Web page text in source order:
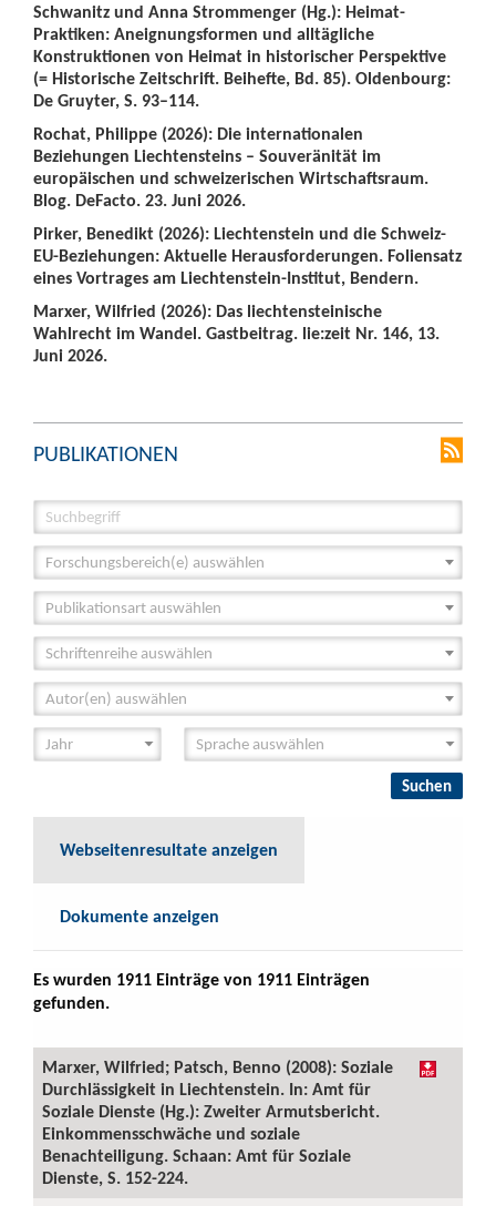
Schwanitz und Anna Strommenger (Hg.): Heimat-
Praktiken: Aneignungsformen und alltägliche
Konstruktionen von Heimat in historischer Perspektive
(= Historische Zeitschrift. Beihefte, Bd. 85). Oldenbourg:
De Gruyter, S. 93–114.
Rochat, Philippe (2026): Die internationalen
Beziehungen Liechtensteins – Souveränität im
europäischen und schweizerischen Wirtschaftsraum.
Blog. DeFacto. 23. Juni 2026.
Pirker, Benedikt (2026): Liechtenstein und die Schweiz-
EU-Beziehungen: Aktuelle Herausforderungen. Foliensatz
eines Vortrages am Liechtenstein-Institut, Bendern.
Marxer, Wilfried (2026): Das liechtensteinische
Wahlrecht im Wandel. Gastbeitrag. lie:zeit Nr. 146, 13.
Juni 2026.
PUBLIKATIONEN
Forschungsbereich(e) auswählen
Publikationsart auswählen
Schriftenreihe auswählen
Autor(en) auswählen
Webseitenresultate anzeigen
Dokumente anzeigen
Es wurden 1911 Einträge von 1911 Einträgen
gefunden.
Marxer, Wilfried; Patsch, Benno (2008): Soziale
Durchlässigkeit in Liechtenstein. In: Amt für
Soziale Dienste (Hg.): Zweiter Armutsbericht.
Einkommensschwäche und soziale
Benachteiligung. Schaan: Amt für Soziale
Dienste, S. 152-224.